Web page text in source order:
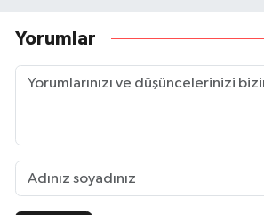
Yorumlar